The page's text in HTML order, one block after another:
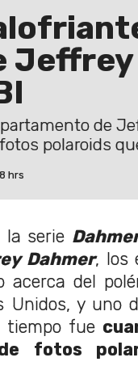
Jeffrey
de
polaroids
hrs
la serie
Dahmer, los
acerca del
Unidos, y uno
tiempo fue
fotos